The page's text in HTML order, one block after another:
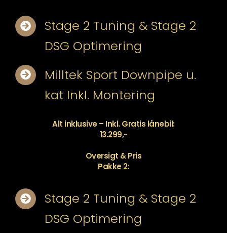
Stage 2 Tuning & Stage 2
DSG Optimering
Milltek Sport Downpipe u.
kat Inkl. Montering
Alt inklusive – Inkl. Gratis lånebil:
13.299,-
Oversigt & Pris
Pakke 2:
Stage 2 Tuning & Stage 2
DSG Optimering